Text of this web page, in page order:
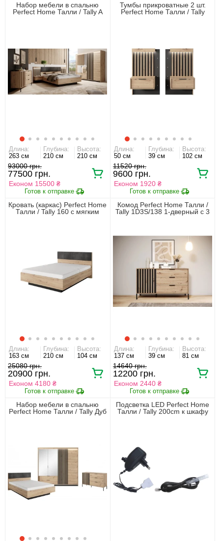
Набор мебели в спальню
Perfect Home Талли / Tally A
Длина:
263 см
Глубина:
210 см
Высота:
210 см
93000 грн.
77500 грн.
Економ 15500 ₴
Тумбы прикроватные 2 шт.
Perfect Home Талли / Tally
Длина:
50 см
Глубина:
39 см
Высота:
102 см
11520 грн.
9600 грн.
Економ 1920 ₴
Кровать (каркас) Perfect Home
Талли / Tally 160 с мягким
Длина:
163 см
Глубина:
210 см
Высота:
104 см
25080 грн.
20900 грн.
Економ 4180 ₴
Комод Perfect Home Талли /
Tally 1D3S/138 1-дверный с 3
Длина:
137 см
Глубина:
39 см
Высота:
81 см
14640 грн.
12200 грн.
Економ 2440 ₴
Набор мебели в спальню
Perfect Home Талли / Tally Дуб
Подсветка LED Perfect Home
Талли / Tally 200cm к шкафу